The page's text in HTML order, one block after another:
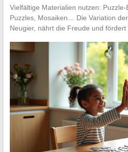
Vielfältige Materialien nutzen:
Puzzles, Mosaiken… Die Variation
Neugier, nährt die Freude und fördert